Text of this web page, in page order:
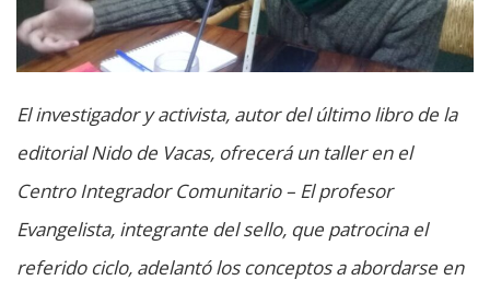
El investigador y activista, autor del último libro de la
editorial Nido de Vacas, ofrecerá un taller en el
Centro Integrador Comunitario – El profesor
Evangelista, integrante del sello, que patrocina el
referido ciclo, adelantó los conceptos a abordarse en